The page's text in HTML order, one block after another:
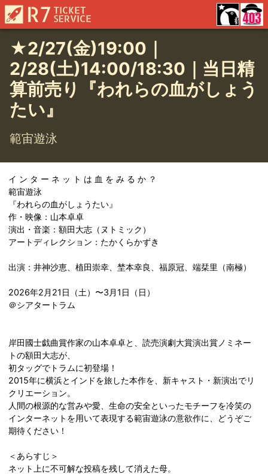
★2/27(金)19:00｜
2/28(土)14:00/18:30｜当日精
算前売り『われらの血がしょう
たい』
範宙遊泳
イ ン タ ー ネ ッ ト は 血 を み る か ？
範宙遊泳
『われらの血がしょうたい』
作・映像：山本卓卓
演出・音楽：額田大志（ヌトミック）
アートディレクション：たかくらかずき
出演：井神沙恵、植田崇幸、埜本幸良、福原冠、端栞里（南極）
2026年2月21日（土）〜3月1日（日）
＠シアタートラム
岸田國士戯曲賞作家の山本卓卓と、読売演劇大賞演出賞ノミネー
トの額田大志が、
初タッグでトラムに初登場！
2015年に横浜とインドを旅した本作を、新キャスト・新演出でリ
クリエーション。
人間の根源的な営みや愛、生命の安全といったモチーフを冷笑の
インターネットを用いて表現する範宙遊泳の意欲作に、どうぞご
期待ください！​​
＜あらすじ＞
ネット上に不可解な投稿を残して消えた母。